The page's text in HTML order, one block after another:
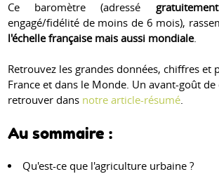
Ce baromètre (adressé gratuitement
engagé/fidélité de moins de 6 mois),
l'échelle française mais aussi mondiale.
Retrouvez les grandes données, chiffres et
France et dans le Monde. Un avant-goût de
retrouver dans notre article-résumé.
Au sommaire :
Qu'est-ce que l'agriculture urbaine ?